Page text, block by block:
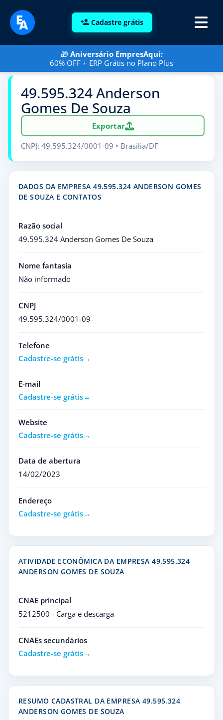
Cadastre grátis
🎁 Aniversário EmpresAqui:
60% OFF + ERP Grátis no Plano Plus
49.595.324 Anderson
Gomes De Souza
Exportar
CNPJ: 49.595.324/0001-09 • Brasilia/DF
DADOS DA EMPRESA 49.595.324 ANDERSON GOMES
DE SOUZA E CONTATOS
Razão social
49.595.324 Anderson Gomes De Souza
Nome fantasia
Não informado
CNPJ
49.595.324/0001-09
Telefone
Cadastre-se grátis
E-mail
Cadastre-se grátis
Website
Cadastre-se grátis
Data de abertura
14/02/2023
Endereço
Cadastre-se grátis
ATIVIDADE ECONÔMICA DA EMPRESA 49.595.324
ANDERSON GOMES DE SOUZA
CNAE principal
5212500 - Carga e descarga
CNAEs secundários
Cadastre-se grátis
RESUMO CADASTRAL DA EMPRESA 49.595.324
ANDERSON GOMES DE SOUZA